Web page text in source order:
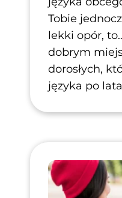
Tobie
lekki opór,
dobrym
dorosłych,
języka po